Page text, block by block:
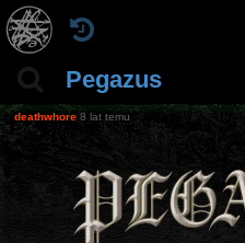
Pegazus
deathwhore 8 lat temu